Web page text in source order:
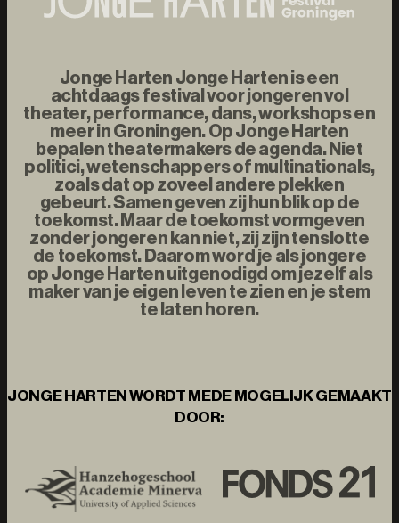
Jonge Harten Jonge Harten is een
achtdaags festival voor jongeren vol
theater, performance, dans, workshops en
meer in Groningen. Op Jonge Harten
bepalen theatermakers de agenda. Niet
politici, wetenschappers of multinationals,
zoals dat op zoveel andere plekken
gebeurt. Samen geven zij hun blik op de
toekomst. Maar de toekomst vormgeven
zonder jongeren kan niet, zij zijn tenslotte
de toekomst. Daarom word je als jongere
op Jonge Harten uitgenodigd om jezelf als
maker van je eigen leven te zien en je stem
te laten horen.
JONGE HARTEN WORDT MEDE MOGELIJK GEMAAKT
DOOR: